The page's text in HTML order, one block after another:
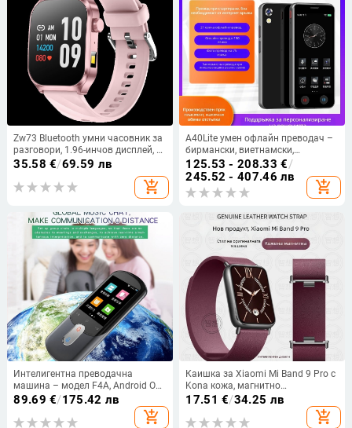
Zw73 Bluetooth умни часовник за
разговори, 1.96-инчов дисплей, AI
гласов асистент, мониторинг на
кислород в кръвта, измерване на
сърдечен ритъм, кръвно
налягане, проследяване на съня,
циферблат
35.58 €/69.59 лв
add_shopping_cart
A40Lite умен офлайн преводач –
бирмански, виетнамски,
персийски, уйгурски; Android;
Bluetooth; обхват 10 м
125.53 - 208.33 €/
245.52 - 407.46 лв
add_shopping_cart
Интелигентна преводачна
машина – модел F4A, Android OS,
Bluetooth, 10 m безжична
дистанция, управление чрез
бутон и тъчскрийн
89.69 €/175.42 лв
add_shopping_cart
Каишка за Xiaomi Mi Band 9 Pro с
Kona кожа, магнитно
закопчаване, NFC, спортен стил,
17.51 €/34.25 лв
add_shopping_cart